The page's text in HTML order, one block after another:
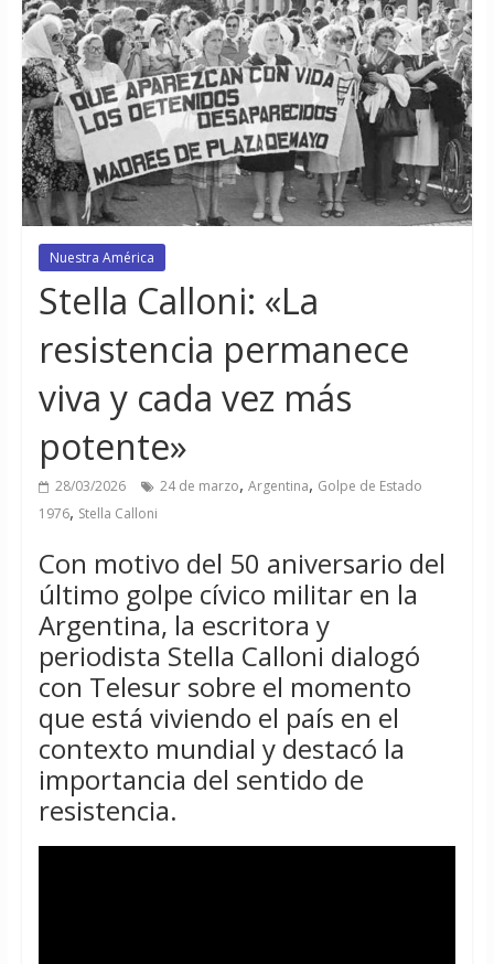
Nuestra América
Stella Calloni: «La
resistencia permanece
viva y cada vez más
potente»
28/03/2026 24 de marzo, Argentina, Golpe de Estado
1976, Stella Calloni
Con motivo del 50 aniversario del
último golpe cívico militar en la
Argentina, la escritora y
periodista Stella Calloni dialogó
con Telesur sobre el momento
que está viviendo el país en el
contexto mundial y destacó la
importancia del sentido de
resistencia.